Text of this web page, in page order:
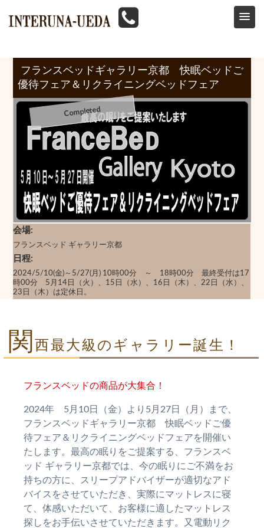
HOME >イベント情報 >フランスベッド
フランスベットギャラリー京都 快眠ベッドご優待フェア＆リクライニングベッドフェア 5/10
フランスベッドギャラリー京都 快眠ベッドご
優待フェア＆リクライニングベッドフェア
会場
フランスベッド ギャラリー京都
日程
2024/5/10(金)～5/27(月) 10時00分 ～ 18時00分 最終受付は17
時00分 5月14日（火）、15日（水）、16日（木）、22日（水）、
23日（木）は定休日。
関西最大級のギャラリー誕生！
フランスベッドの商品が大集合！
2024年 5月10日（金）より5月27日（月）まで、
フランスベッドギャラリー京都 快眠ベッドご優
待フェア＆リクライニングベッドフェアを開催い
たします。最高の眠りをご提案する、フランスベ
ッド ギャラリー京都では、今の眠りにご不満をお
持ちの方に、スリープアドバイザーが適切なアド
バイスをさせていただき、実際にマットレスに寝
て、体感いただいて、お客様に適したマットレス
探しをお手伝いさせていただきます。又電動リク